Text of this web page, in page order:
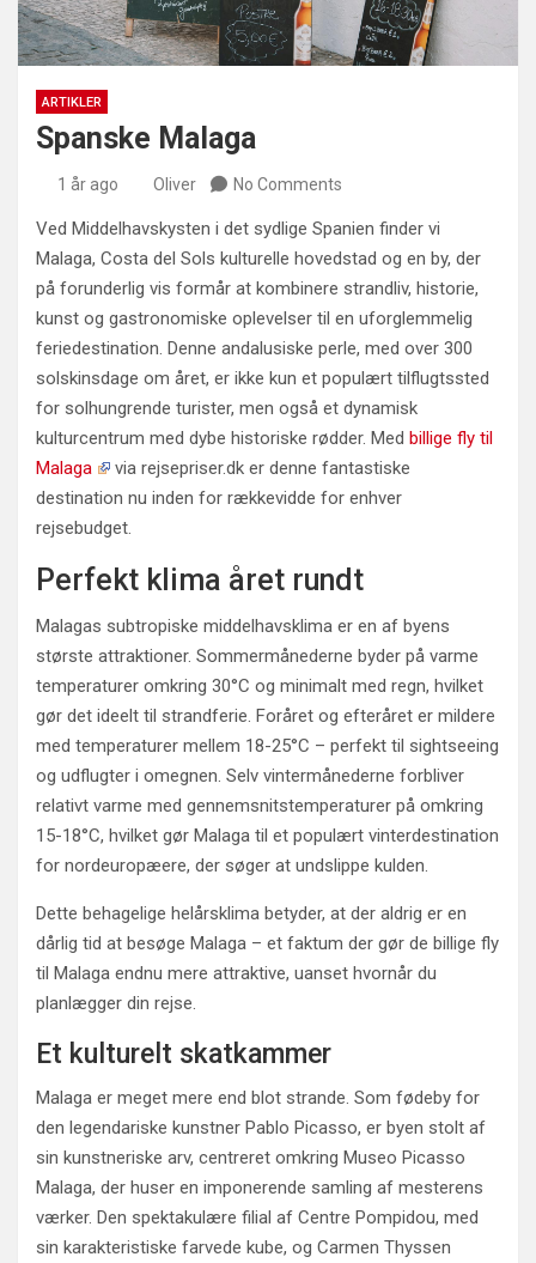
ARTIKLER
Spanske Malaga
1 år ago Oliver No Comments
Ved Middelhavskysten i det sydlige Spanien finder vi
Malaga, Costa del Sols kulturelle hovedstad og en by, der
på forunderlig vis formår at kombinere strandliv, historie,
kunst og gastronomiske oplevelser til en uforglemmelig
feriedestination. Denne andalusiske perle, med over 300
solskinsdage om året, er ikke kun et populært tilflugtssted
for solhungrende turister, men også et dynamisk
kulturcentrum med dybe historiske rødder. Med billige fly til
Malaga
via rejsepriser.dk er denne fantastiske
destination nu inden for rækkevidde for enhver
rejsebudget.
Perfekt klima året rundt
Malagas subtropiske middelhavsklima er en af byens
største attraktioner. Sommermånederne byder på varme
temperaturer omkring 30°C og minimalt med regn, hvilket
gør det ideelt til strandferie. Foråret og efteråret er mildere
med temperaturer mellem 18-25°C – perfekt til sightseeing
og udflugter i omegnen. Selv vintermånederne forbliver
relativt varme med gennemsnitstemperaturer på omkring
15-18°C, hvilket gør Malaga til et populært vinterdestination
for nordeuropæere, der søger at undslippe kulden.
Dette behagelige helårsklima betyder, at der aldrig er en
dårlig tid at besøge Malaga – et faktum der gør de billige fly
til Malaga endnu mere attraktive, uanset hvornår du
planlægger din rejse.
Et kulturelt skatkammer
Malaga er meget mere end blot strande. Som fødeby for
den legendariske kunstner Pablo Picasso, er byen stolt af
sin kunstneriske arv, centreret omkring Museo Picasso
Malaga, der huser en imponerende samling af mesterens
værker. Den spektakulære filial af Centre Pompidou, med
sin karakteristiske farvede kube, og Carmen Thyssen